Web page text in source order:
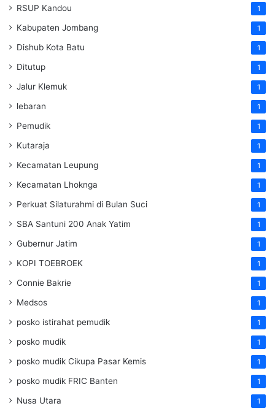
RSUP Kandou 1
Kabupaten Jombang 1
Dishub Kota Batu 1
Ditutup 1
Jalur Klemuk 1
lebaran 1
Pemudik 1
Kutaraja 1
Kecamatan Leupung 1
Kecamatan Lhoknga 1
Perkuat Silaturahmi di Bulan Suci 1
SBA Santuni 200 Anak Yatim 1
Gubernur Jatim 1
KOPI TOEBROEK 1
Connie Bakrie 1
Medsos 1
posko istirahat pemudik 1
posko mudik 1
posko mudik Cikupa Pasar Kemis 1
posko mudik FRIC Banten 1
Nusa Utara 1